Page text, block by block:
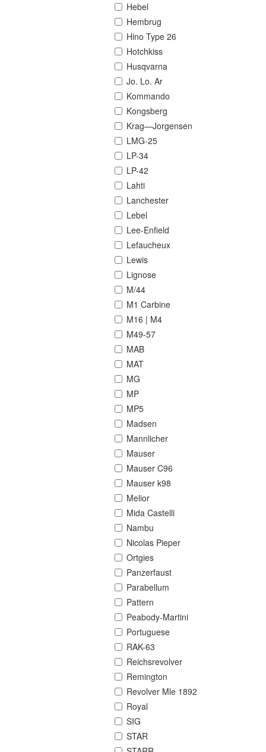
Hebel
Hembrug
Hino Type 26
Hotchkiss
Husqvarna
Jo. Lo. Ar
Kommando
Kongsberg
Krag—Jorgensen
LMG-25
LP-34
LP-42
Lahti
Lanchester
Lebel
Lee-Enfield
Lefaucheux
Lewis
Lignose
M/44
M1 Carbine
M16 | M4
M49-57
MAB
MAT
MG
MP
MP5
Madsen
Mannlicher
Mauser
Mauser C96
Mauser k98
Melior
Mida Castelli
Nambu
Nicolas Pieper
Ortgies
Panzerfaust
Parabellum
Pattern
Peabody-Martini
Portuguese
RAK-63
Reichsrevolver
Remington
Revolver Mle 1892
Royal
SIG
STAR